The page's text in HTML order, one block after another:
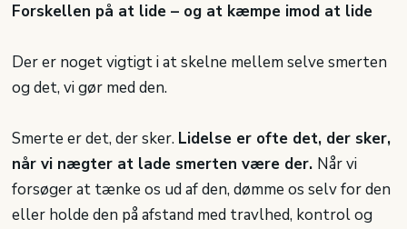
Forskellen på at lide – og at kæmpe imod at lide
Der er noget vigtigt i at skelne mellem selve smerten
og det, vi gør med den.
Smerte er det, der sker. Lidelse er ofte det, der sker,
når vi nægter at lade smerten være der. Når vi
forsøger at tænke os ud af den, dømme os selv for den
eller holde den på afstand med travlhed, kontrol og